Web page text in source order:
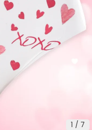
1 / 7